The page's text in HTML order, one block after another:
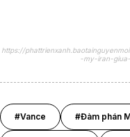
https://
-my-iran-
#Vance #Đàm phán